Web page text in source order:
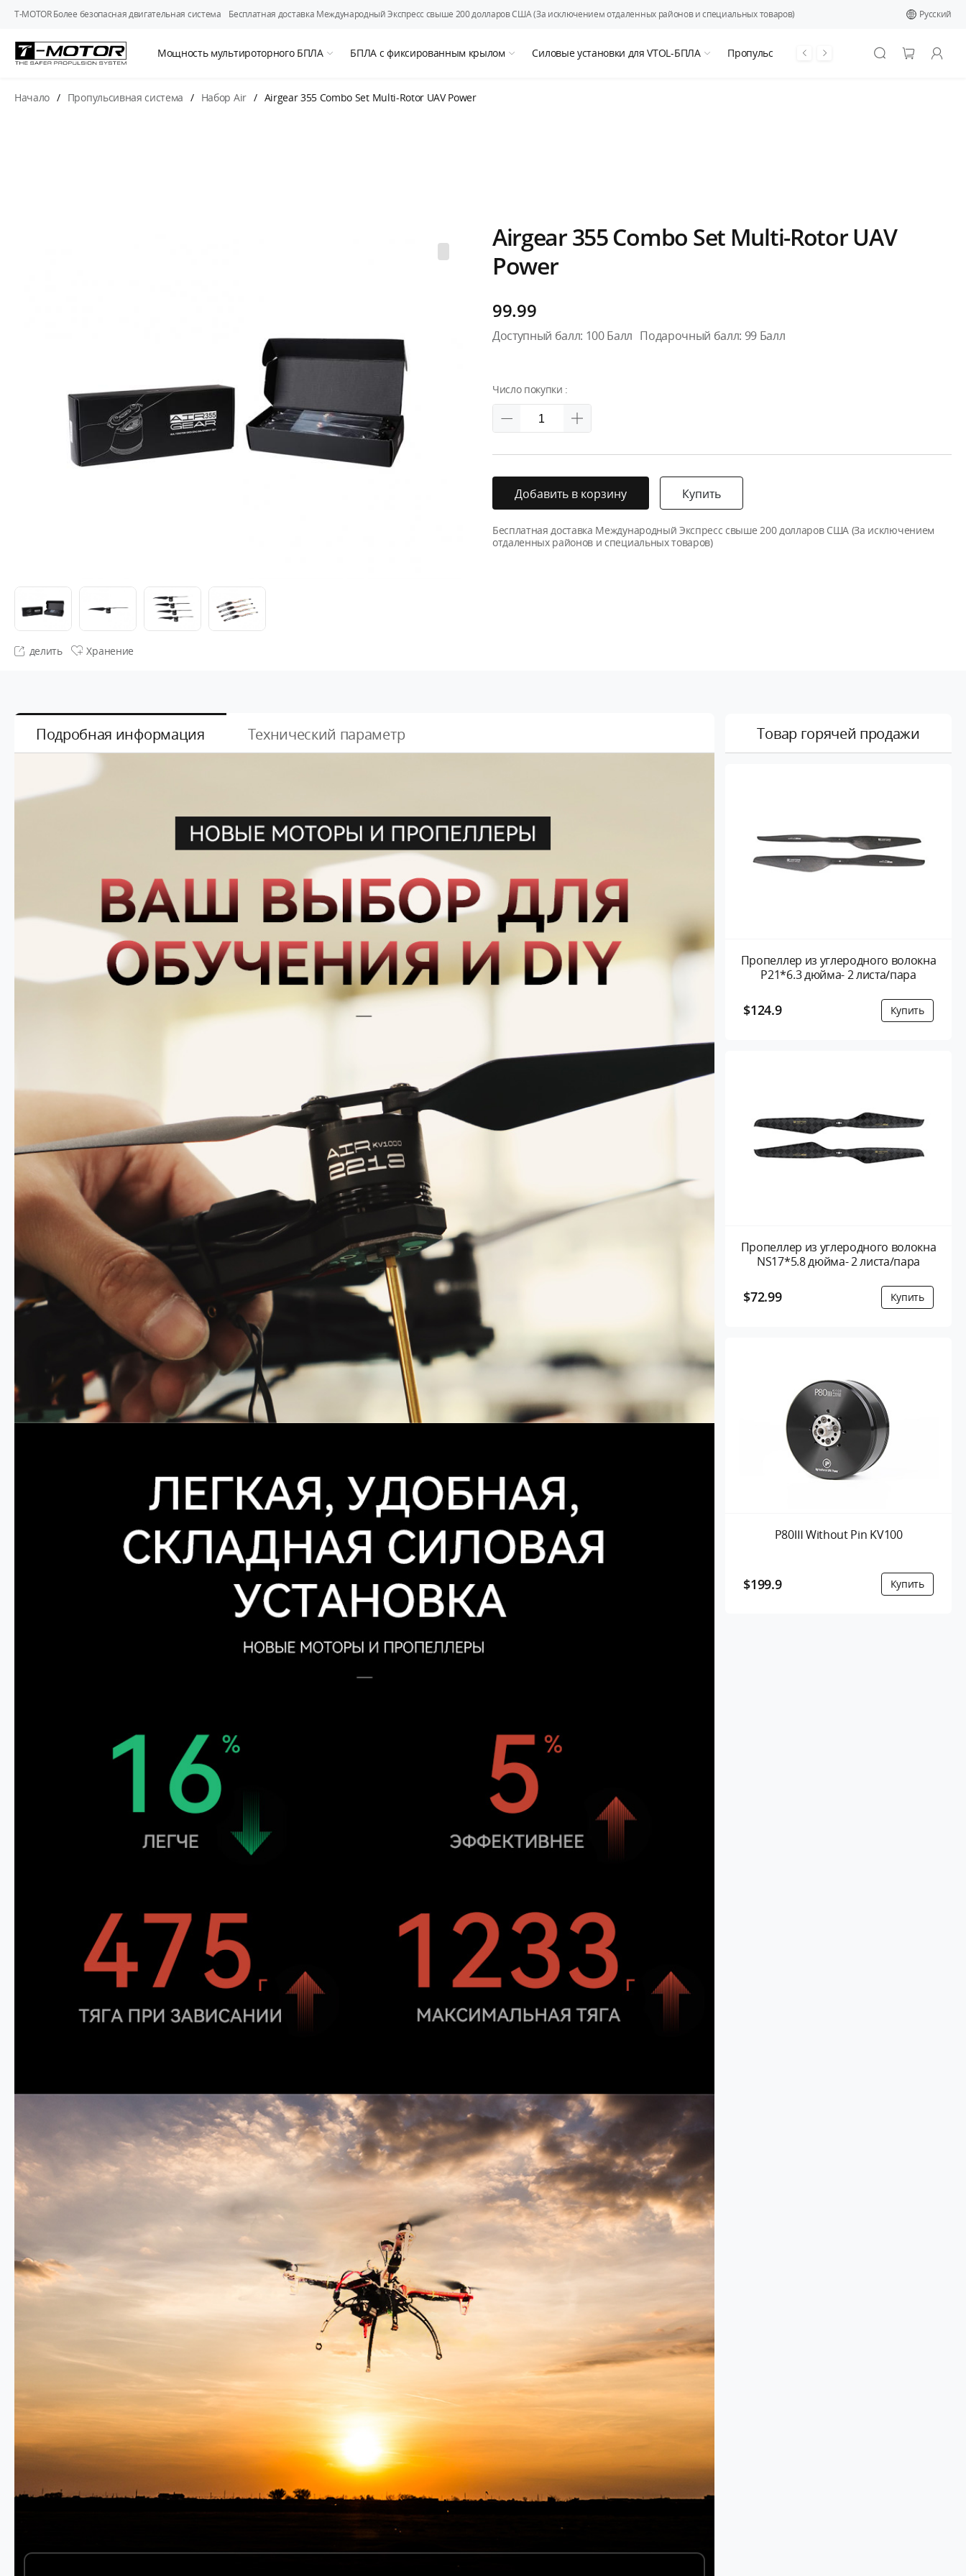
T-MOTOR Более безопасная двигательная система Бесплатная доставка Международный Экспресс свыше 200 долларов США (За исключением отдаленных районов и специальных товаров) Pусский
Мощность мультироторного БПЛА БПЛА с фиксированным крылом Силовые установки для VTOL-БПЛА Пропульсивная система
Начало / Пропульсивная система / Набор Air / Airgear 355 Combo Set Multi-Rotor UAV Power
делить Хранение
Airgear 355 Combo Set Multi-Rotor UAV
Power
99.99
Доступный балл: 100Балл Подарочный балл: 99 Балл
Число покупки :
Добавить в корзину Купить
Бесплатная доставка Международный Экспресс свыше 200 долларов США (За исключением
отдаленных районов и специальных товаров)
Подробная информация Технический параметр Товар горячей продажи
Пропеллер из углеродного волокна
P21*6.3 дюйма- 2 листа/пара
$124.9
Пропеллер из углеродного волокна
NS17*5.8 дюйма- 2 листа/пара
$72.99
P80Ⅲ Without Pin KV100
$199.9